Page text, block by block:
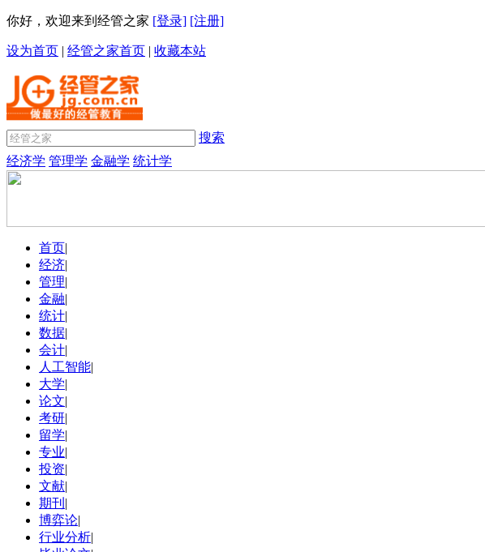
你好，欢迎来到经管之家 [登录] [注册]
设为首页 | 经管之家首页 | 收藏本站
搜索
经济学 管理学 金融学 统计学
首页|
经济|
管理|
金融|
统计|
数据|
会计|
人工智能|
大学|
论文|
考研|
留学|
专业|
投资|
文献|
期刊 |
博弈论|
行业分析|